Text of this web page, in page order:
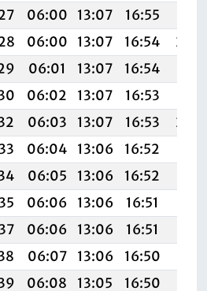
06:00 13:07 16:55
06:00 13:07 16:54
06:01 13:07 16:54
06:02 13:07 16:53
06:03 13:07 16:53
06:04 13:06 16:52
06:05 13:06 16:52
06:06 13:06 16:51
06:06 13:06 16:51
06:07 13:06 16:50
06:08 13:05 16:50